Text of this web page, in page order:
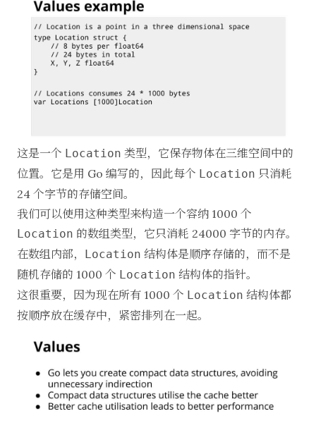
这是一个 Location 类型，它保存物体在三维空间中的
位置。它是用 Go 编写的，因此每个 Location 只消耗
24 个字节的存储空间。
我们可以使用这种类型来构造一个容纳 1000 个
Location 的数组类型，它只消耗 24000 字节的内存。
在数组内部， Location 结构体是顺序存储的，而不是
随机存储的 1000 个 Location 结构体的指针。
这很重要，因为现在所有 1000 个 Location 结构体都
按顺序放在缓存中，紧密排列在一起。